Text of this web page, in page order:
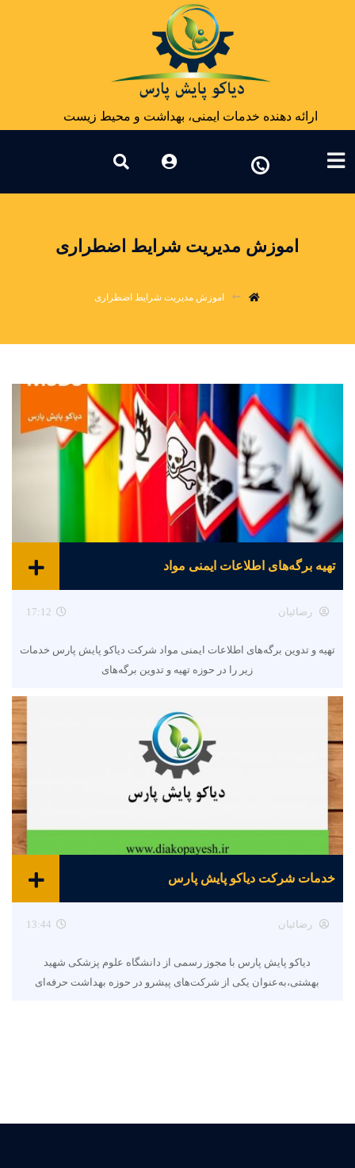
ارائه دهنده خدمات ایمنی، بهداشت و محیط زیست
اموزش مدیریت شرایط اضطراری
اموزش مدیریت شرایط اضطراری
تهیه برگه‌های اطلاعات ایمنی مواد
رضائیان 17:12
تهیه و تدوین برگه‌های اطلاعات ایمنی مواد شرکت دیاکو پایش پارس خدمات
زیر را در حوزه تهیه و تدوین برگه‌های
خدمات شرکت دیاکو پایش پارس
رضائیان 13:44
دیاکو پایش پارس با مجوز رسمی از دانشگاه علوم پزشکی شهید
بهشتی،به‌عنوان یکی از شرکت‌های پیشرو در حوزه بهداشت حرفه‌ای